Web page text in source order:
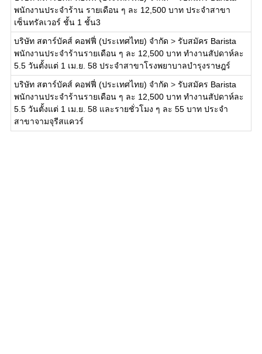
พนักงานประจำร้าน รายเดือน ๆ ละ 12,500 บาท ประจำสาขา
เซ็นทรัลเวอร์ ชั้น 1 ชั้น3
บริษัท สตาร์บัคส์ คอฟฟี่ (ประเทศไทย) จำกัด > รับสมัคร Barista
พนักงานประจำร้านรายเดือน ๆ ละ 12,500 บาท ทำงานสัปดาห์ละ
5.5 วันตั้งแต่ 1 เม.ย. 58 ประจำสาขาโรงพยาบาลบำรุงราษฎร์
บริษัท สตาร์บัคส์ คอฟฟี่ (ประเทศไทย) จำกัด > รับสมัคร Barista
พนักงานประจำร้านรายเดือน ๆ ละ 12,500 บาท ทำงานสัปดาห์ละ
5.5 วันตั้งแต่ 1 เม.ย. 58 และรายชั่วโมง ๆ ละ 55 บาท ประจำ
สาขาจามจุรีสแควร์